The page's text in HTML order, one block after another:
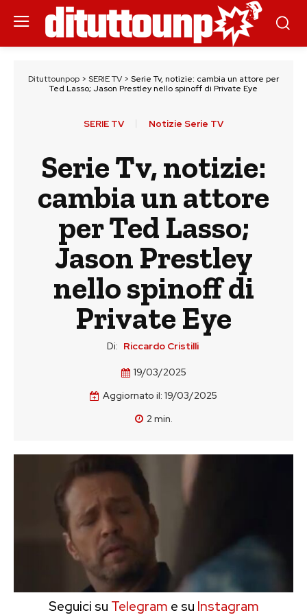
Dituttounpop > SERIE TV > Serie Tv, notizie: cambia un attore per
Ted Lasso; Jason Prestley nello spinoff di Private Eye
SERIE TV Notizie Serie TV
Serie Tv, notizie:
cambia un attore
per Ted Lasso;
Jason Prestley
nello spinoff di
Private Eye
Di: Riccardo Cristilli
19/03/2025
Aggiornato il: 19/03/2025
2min.
Seguici su Telegram e su Instagram